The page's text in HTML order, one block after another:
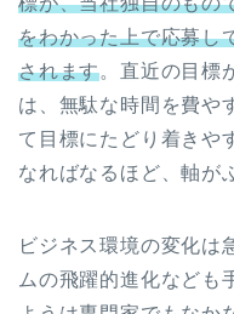
をわかった上で応募し
されます。直近の目標
は、無駄な時間を費や
て目標にたどり着きや
なればなるほど、軸が
ビジネス環境の変化は
ムの飛躍的進化なども